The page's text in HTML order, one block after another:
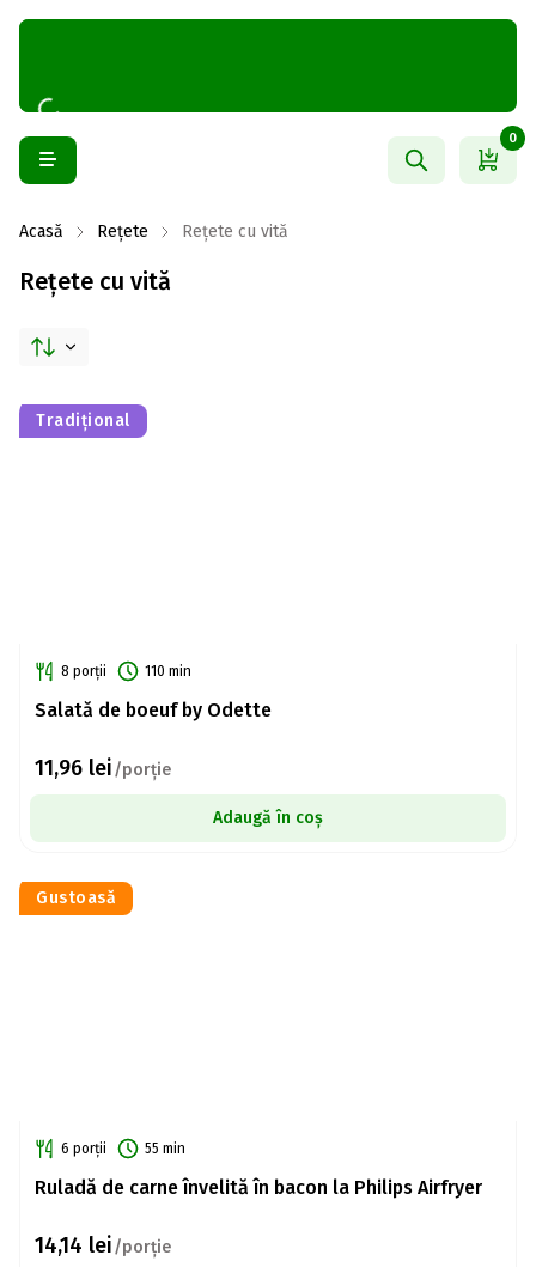
0
Acasă Rețete Rețete cu vită
Rețete cu vită
Tradițional
8 porții 110 min
Salată de boeuf by Odette
11,96 lei/porție
Adaugă în coș
Gustoasă
6 porții 55 min
Ruladă de carne învelită în bacon la Philips Airfryer
14,14 lei/porție